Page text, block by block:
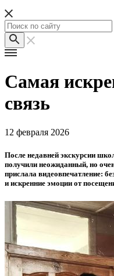
Самая
связь
12 февраля 2026
После недавней экскурсии
получили неожиданный, но
прислала видеовпечатление:
и искренние эмоции от